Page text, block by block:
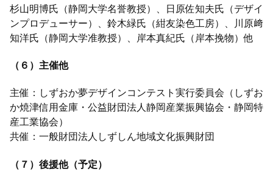
杉山明博氏（静岡大学名誉教授）、日原佐知夫氏（デザイ
ンプロデューサー）、鈴木緑氏（紺友染色工房）、川原﨑
知洋氏（静岡大学准教授）、岸本真紀氏（岸本挽物）他
（６）主催他
主催：しずおか夢デザインコンテスト実行委員会（しずお
か焼津信用金庫・公益財団法人静岡産業振興協会・静岡特
産工業協会）
共催：一般財団法人しずしん地域文化振興財団
（７）後援他（予定）